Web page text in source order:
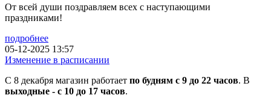
От всей души поздравляем всех с наступающими
праздниками!
подробнее
05-12-2025 13:57
Изменение в расписании
С 8 декабря магазин работает по будням с 9 до 22 часов. В
выходные - с 10 до 17 часов.